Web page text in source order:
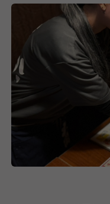
い。
ぜひ当社であなたの
1、一般社員
2、主任
2、店長
3、ブロック長
4、マネージャー
5、部長
7、購買・商品開発
8、採用・育成担当
10、FC本部SV